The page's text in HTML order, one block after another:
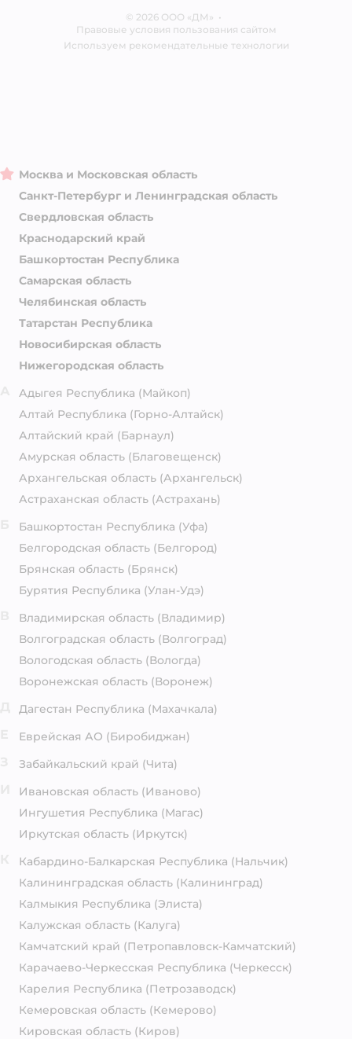
Блог
© 2026 ООО «ДМ» •
Правовые условия пользования сайтом
Используем рекомендательные технологии
Москва и Московская область
Санкт-Петербург и Ленинградская область
Свердловская область
Краснодарский край
Башкортостан Республика
Самарская область
Челябинская область
Татарстан Республика
Новосибирская область
Нижегородская область
Адыгея Республика (Майкоп)
Алтай Республика (Горно-Алтайск)
Алтайский край (Барнаул)
Амурская область (Благовещенск)
Архангельская область (Архангельск)
Астраханская область (Астрахань)
Башкортостан Республика (Уфа)
Белгородская область (Белгород)
Брянская область (Брянск)
Бурятия Республика (Улан-Удэ)
Владимирская область (Владимир)
Волгоградская область (Волгоград)
Вологодская область (Вологда)
Воронежская область (Воронеж)
Дагестан Республика (Махачкала)
Еврейская АО (Биробиджан)
Забайкальский край (Чита)
Ивановская область (Иваново)
Ингушетия Республика (Магас)
Иркутская область (Иркутск)
Кабардино-Балкарская Республика (Нальчик)
Калининградская область (Калининград)
Калмыкия Республика (Элиста)
Калужская область (Калуга)
Камчатский край (Петропавловск-Камчатский)
Карачаево-Черкесская Республика (Черкесск)
Карелия Республика (Петрозаводск)
Кемеровская область (Кемерово)
Кировская область (Киров)